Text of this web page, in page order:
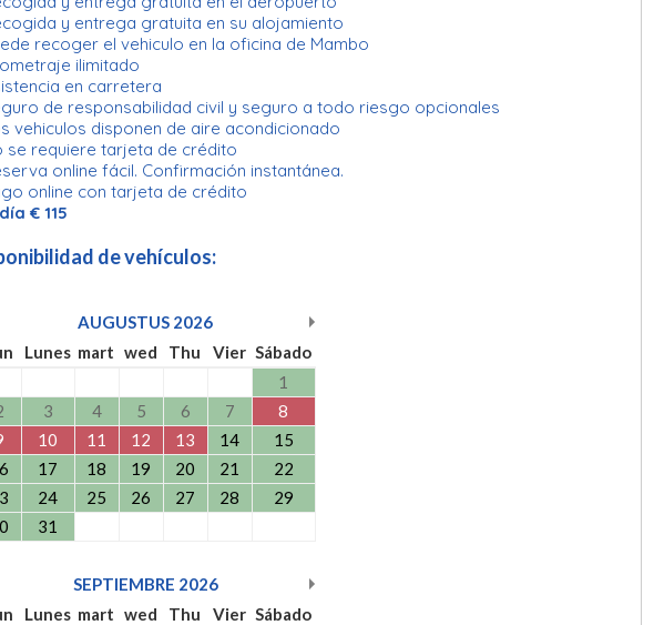
y entrega gratuita en su alojamiento
recoger el vehiculo en la oficina de Mambo
ilimitado
en carretera
de responsabilidad civil y seguro a todo riesgo opcionales
vehiculos disponen de aire acondicionado
se requiere tarjeta de crédito
online fácil. Confirmación instantánea.
online con tarjeta de crédito
€ 115
de vehículos:
AUGUSTUS 2026
Lunes mart wed Thu Vier Sábado
1
3 4 5 6 7
8
10 11 12 13 14
15
17 18 19 20 21
22
24 25 26 27 28
29
31
SEPTIEMBRE 2026
Lunes mart wed Thu Vier Sábado